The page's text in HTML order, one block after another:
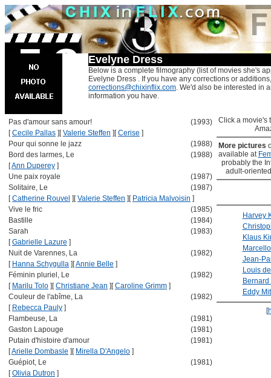
Evelyne Dress
Below is a complete filmography (list of movies she's
Evelyne Dress . If you have any corrections or
corrections@chixinflix.com. We'd also be interested in
information you have.
Pas d'amour sans amour!
(1993)
[Cecile Pallas ] [Valerie Steffen ] [Cerise ]
Pour qui sonne le jazz
(1988)
Bord des larmes, Le
(1988)
[Ann Duperey ]
Une paix royale
(1987)
Solitaire, Le
(1987)
[Catherine Rouvel ] [Valerie Steffen ] [ Patricia Malvoisin ]
Vive le fric
(1985)
Bastille
(1984)
Sarah
(1983)
[Gabrielle Lazure ]
Nuit de Varennes, La
(1982)
[ Hanna Schygulla ] [Annie Belle ]
Féminin pluriel, Le
(1982)
[ Marilu Tolo ] [Christiane Jean ] [Caroline Grimm ]
Couleur de l'abîme, La
(1982)
[ Rebecca Pauly ]
Flambeuse, La
(1981)
Gaston Lapouge
(1981)
Putain d'histoire d'amour
(1981)
[Arielle Dombasle ] [ Mirella D'Angelo ]
Guépiot, Le
(1981)
[Olivia Dutron ]
Click a movie's
More pictures
available at
probably the
adult-
Harvey
Klaus
Jean-
Louis
Eddy
[